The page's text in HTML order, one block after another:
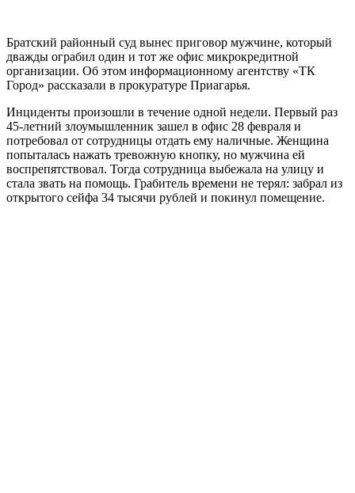
Братский районный суд вынес приговор мужчине, который
дважды ограбил один и тот же офис микрокредитной
организации. Об этом информационному агентству «ТК
Город» рассказали в прокуратуре Приагарья.
Инциденты произошли в течение одной недели. Первый раз
45-летний злоумышленник зашел в офис 28 февраля и
потребовал от сотрудницы отдать ему наличные. Женщина
попыталась нажать тревожную кнопку, но мужчина ей
воспрепятствовал. Тогда сотрудница выбежала на улицу и
стала звать на помощь. Грабитель времени не терял: забрал из
открытого сейфа 34 тысячи рублей и покинул помещение.